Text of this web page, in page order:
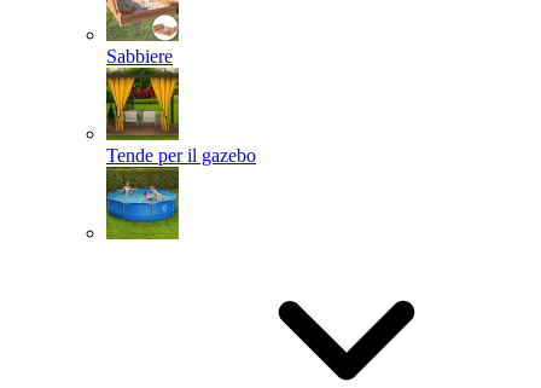
Sabbiere
Tende per il gazebo